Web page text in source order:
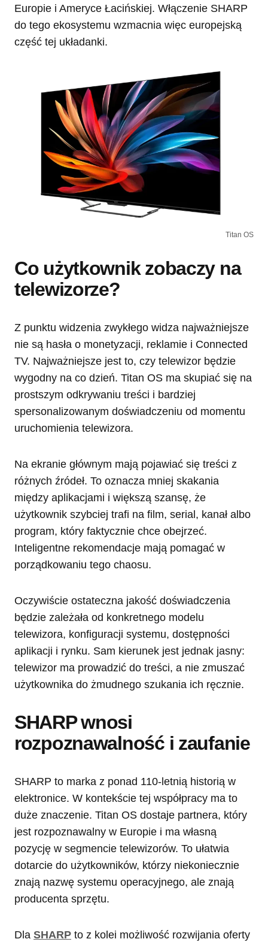
Europie i Ameryce Łacińskiej. Włączenie SHARP
do tego ekosystemu wzmacnia więc europejską
część tej układanki.
Titan OS
Co użytkownik zobaczy na
telewizorze?
Z punktu widzenia zwykłego widza najważniejsze
nie są hasła o monetyzacji, reklamie i Connected
TV. Najważniejsze jest to, czy telewizor będzie
wygodny na co dzień. Titan OS ma skupiać się na
prostszym odkrywaniu treści i bardziej
spersonalizowanym doświadczeniu od momentu
uruchomienia telewizora.
Na ekranie głównym mają pojawiać się treści z
różnych źródeł. To oznacza mniej skakania
między aplikacjami i większą szansę, że
użytkownik szybciej trafi na film, serial, kanał albo
program, który faktycznie chce obejrzeć.
Inteligentne rekomendacje mają pomagać w
porządkowaniu tego chaosu.
Oczywiście ostateczna jakość doświadczenia
będzie zależała od konkretnego modelu
telewizora, konfiguracji systemu, dostępności
aplikacji i rynku. Sam kierunek jest jednak jasny:
telewizor ma prowadzić do treści, a nie zmuszać
użytkownika do żmudnego szukania ich ręcznie.
SHARP wnosi
rozpoznawalność i zaufanie
SHARP to marka z ponad 110-letnią historią w
elektronice. W kontekście tej współpracy ma to
duże znaczenie. Titan OS dostaje partnera, który
jest rozpoznawalny w Europie i ma własną
pozycję w segmencie telewizorów. To ułatwia
dotarcie do użytkowników, którzy niekoniecznie
znają nazwę systemu operacyjnego, ale znają
producenta sprzętu.
Dla SHARP to z kolei możliwość rozwijania oferty